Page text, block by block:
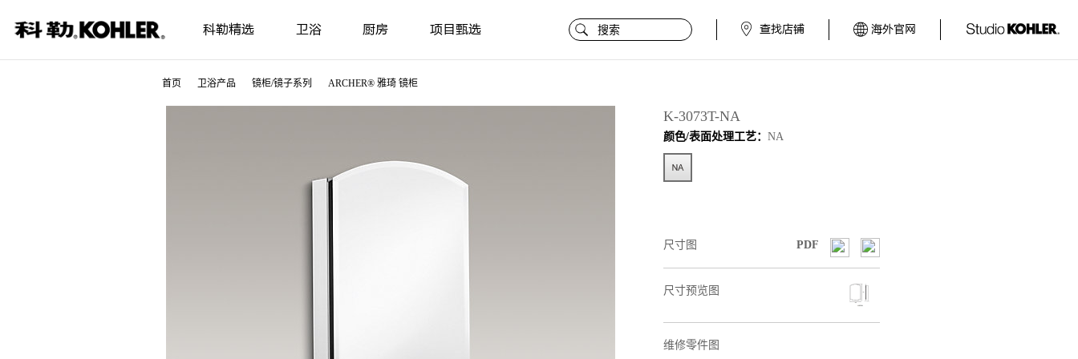
科勒精选 卫浴 厨房 项目甄选 查找店铺 海外官网
首页 卫浴产品 镜柜/镜子系列 ARCHER® 雅琦 镜柜
K-3073T-NA
颜色/表面处理工艺： NA
尺寸图 PDF
尺寸预览图
维修零件图